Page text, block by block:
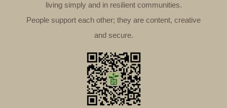
living simply and in resilient communities.
People support each other; they are content, creative
and secure.